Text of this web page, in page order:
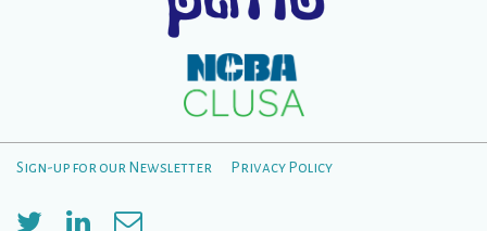
Menú
Sign-up for our Newsletter Privacy Policy